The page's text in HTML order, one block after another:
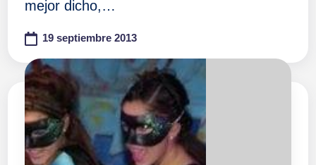
mejor dicho,…
19 septiembre 2013